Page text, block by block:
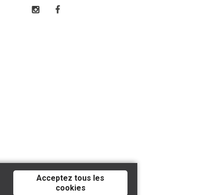
Acceptez tous les
cookies